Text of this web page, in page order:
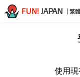
FUN! JAPAN 繁
使用